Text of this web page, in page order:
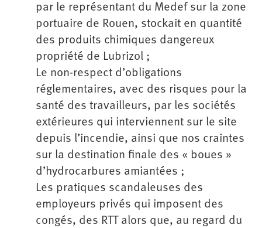
par le représentant du Medef sur la zone
portuaire de Rouen, stockait en quantité
des produits chimiques dangereux
propriété de Lubrizol ;
Le non-respect d’obligations
réglementaires, avec des risques pour la
santé des travailleurs, par les sociétés
extérieures qui interviennent sur le site
depuis l’incendie, ainsi que nos craintes
sur la destination finale des « boues »
d’hydrocarbures amiantées ;
Les pratiques scandaleuses des
employeurs privés qui imposent des
congés, des RTT alors que, au regard du